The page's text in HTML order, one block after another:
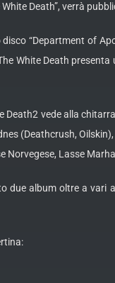
Death”, verrà
“Department of
White Death
Death2 vede alla
(Deathcrush,
Norvegese, Lasse
album oltre a vari